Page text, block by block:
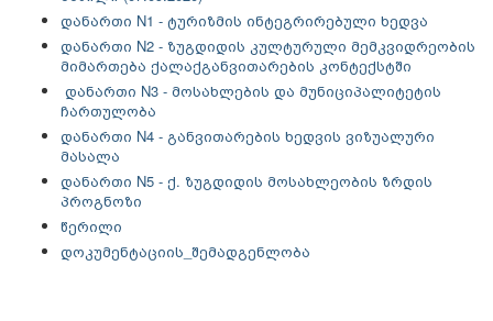
დანართი N1 - ტურიზმის ინტეგრირებული ხედვა
დანართი N2 - ზუგდიდის კულტურული მემკვიდრეობის
მიმართება ქალაქგანვითარების კონტექსტში
დანართი N3 - მოსახლების და მუნიციპალიტეტის
ჩართულობა
დანართი N4 - განვითარების ხედვის ვიზუალური
მასალა
დანართი N5 - ქ. ზუგდიდის მოსახლეობის ზრდის
პროგნოზი
წერილი
დოკუმენტაციის_შემადგენლობა